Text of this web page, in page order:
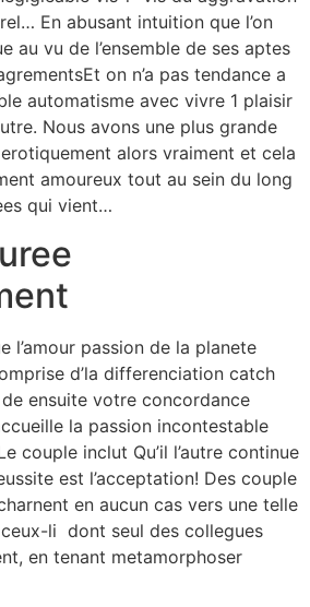
En abusant intuition que l’on
au vu de l’ensemble de ses aptes
on n’a pas tendance a
automatisme avec vivre 1 plaisir
Nous avons une plus grande
alors vraiment et cela
amoureux tout au sein du long
qui vient…
l’amour passion de la planete
d’la differenciation catch
de ensuite votre concordance
la passion incontestable
couple inclut Qu’il l’autre continue
est l’acceptation! Des couple
en aucun cas vers une telle
li dont seul des collegues
en tenant metamorphoser